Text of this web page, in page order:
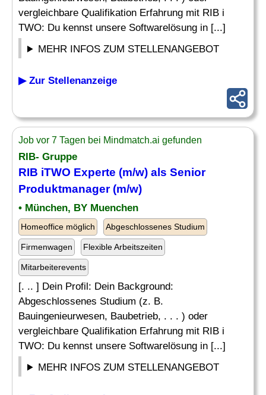
vergleichbare Qualifikation Erfahrung mit RIB i
TWO: Du kennst unsere Softwarelösung in [...]
MEHR INFOS ZUM STELLENANGEBOT
▶ Zur Stellenanzeige
Job vor 7 Tagen bei Mindmatch.ai gefunden
RIB- Gruppe
RIB iTWO Experte (m/w) als Senior
Produktmanager (m/w)
• München, BY Muenchen
Homeoffice möglich Abgeschlossenes Studium
Firmenwagen Flexible Arbeitszeiten
Mitarbeiterevents
[. .. ] Dein Profil: Dein Background:
Abgeschlossenes Studium (z. B.
Bauingenieurwesen, Baubetrieb, . . . ) oder
vergleichbare Qualifikation Erfahrung mit RIB i
TWO: Du kennst unsere Softwarelösung in [...]
MEHR INFOS ZUM STELLENANGEBOT